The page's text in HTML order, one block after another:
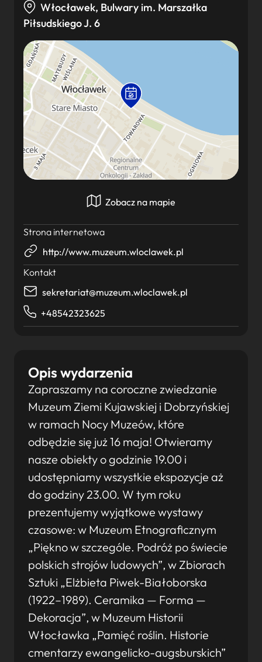
Opis wydarzenia
Zapraszamy na coroczne zwiedzanie
Muzeum Ziemi Kujawskiej i Dobrzyńskiej
w ramach Nocy Muzeów, które
odbędzie się już 16 maja! Otwieramy
nasze obiekty o godzinie 19.00 i
udostępniamy wszystkie ekspozycje aż
do godziny 23.00. W tym roku
prezentujemy wyjątkowe wystawy
czasowe: w Muzeum Etnograficznym
„Piękno w szczególe. Podróż po świecie
polskich strojów ludowych”, w Zbiorach
Sztuki „Elżbieta Piwek-Białoborska
(1922–1989). Ceramika — Forma —
Dekoracja”, w Muzeum Historii
Włocławka „Pamięć roślin. Historie
cmentarzy ewangelicko-augsburskich”
Włocławek, Bulwary im. Marszałka
Piłsudskiego J. 6
Zobacz na mapie
Strona internetowa
http://www.muzeum.wloclawek.pl
Kontakt
sekretariat@muzeum.wloclawek.pl
+48542323625